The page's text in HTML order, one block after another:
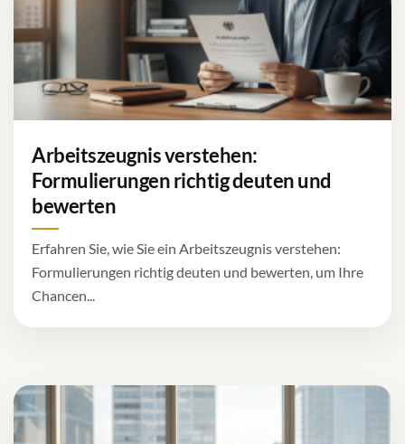
Arbeitszeugnis verstehen:
Formulierungen richtig deuten und
bewerten
Erfahren Sie, wie Sie ein Arbeitszeugnis verstehen:
Formulierungen richtig deuten und bewerten, um Ihre
Chancen...